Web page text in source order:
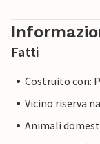
Fatti
Costruito con:
Vicino riserva
Animali